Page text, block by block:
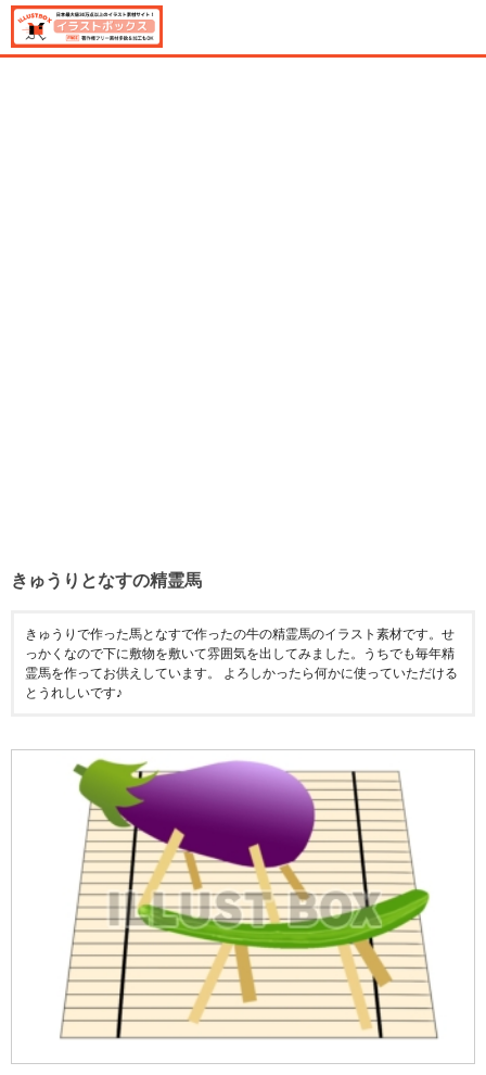
きゅうりとなすの精霊馬
きゅうりで作った馬となすで作ったの牛の精霊馬のイラスト素材です。せ
っかくなので下に敷物を敷いて雰囲気を出してみました。うちでも毎年精
霊馬を作ってお供えしています。 よろしかったら何かに使っていただける
とうれしいです♪